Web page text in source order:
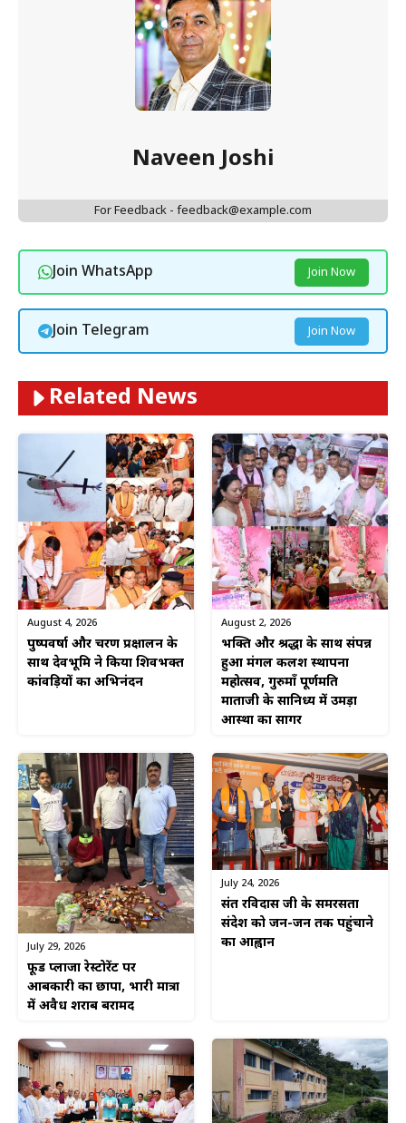
Naveen Joshi
For Feedback - feedback@example.com
Join WhatsApp Join Now
Join Telegram Join Now
Related News
August 4, 2026
पुष्पवर्षा और चरण प्रक्षालन के
साथ देवभूमि ने किया शिवभक्त
कांवड़ियों का अभिनंदन
August 2, 2026
भक्ति और श्रद्धा के साथ संपन्न
हुआ मंगल कलश स्थापना
महोत्सव, गुरुमाँ पूर्णमति
माताजी के सानिध्य में उमड़ा
आस्था का सागर
July 29, 2026
फूड प्लाजा रेस्टोरेंट पर
आबकारी का छापा, भारी मात्रा
में अवैध शराब बरामद
July 24, 2026
संत रविदास जी के समरसता
संदेश को जन-जन तक पहुंचाने
का आह्वान